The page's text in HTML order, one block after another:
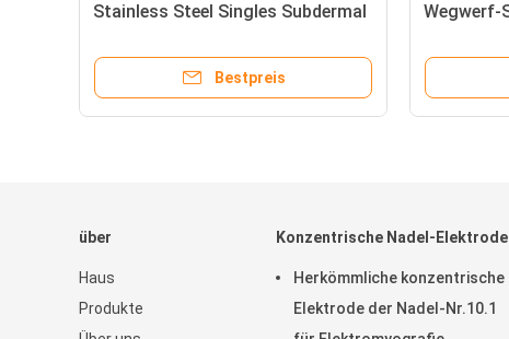
Nadeln
Elektroden-einzelne Führung mit
über
Haus
Produkte
Konzentrische Nadel-Elektrode
Herkömmliche konzentrische
Elektrode der Nadel-Nr.10.1